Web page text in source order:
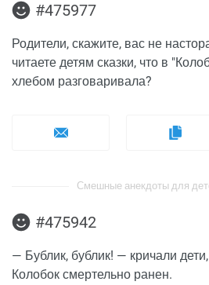
#475977
Родители, скажите, вас не
читаете детям сказки, что в
хлебом разговаривала?
Смешные анекдоты для
#475942
— Бублик, бублик! — кричали
Колобок смертельно ранен.